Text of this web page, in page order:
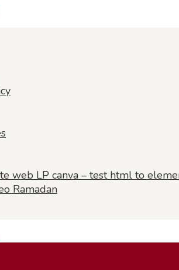
web LP canva – test html to
Ramadan